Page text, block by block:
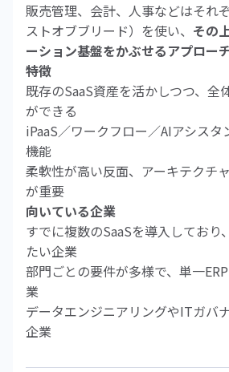
販売管理、会計、人事などはそれ
ストオブブリード）を使い、 その
ーション基盤をかぶせるアプロー
特徴
既存のSaaS資産を活かしつつ、全
ができる
iPaaS／ワークフロー／AIアシスタ
機能
柔軟性が高い反面、アーキテクチ
が重要
向いている企業
すでに複数のSaaSを導入しており
たい企業
部門ごとの要件が多様で、単一
業
データエンジニアリングやITガバ
企業